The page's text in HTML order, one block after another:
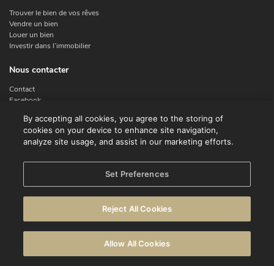
Trouver le bien de vos rêves
Vendre un bien
Louer un bien
Investir dans l’immobilier
Nous contacter
Contact
Facebook
Linkedin
Conditions d'utilisation
Déclaration de confidentialité
Politique en matière de cookies
By accepting all cookies, you agree to the storing of
cookies on your device to enhance site navigation,
analyze site usage, and assist in our marketing efforts.
Set Preferences
Reject All Cookies
Allow All Cookies